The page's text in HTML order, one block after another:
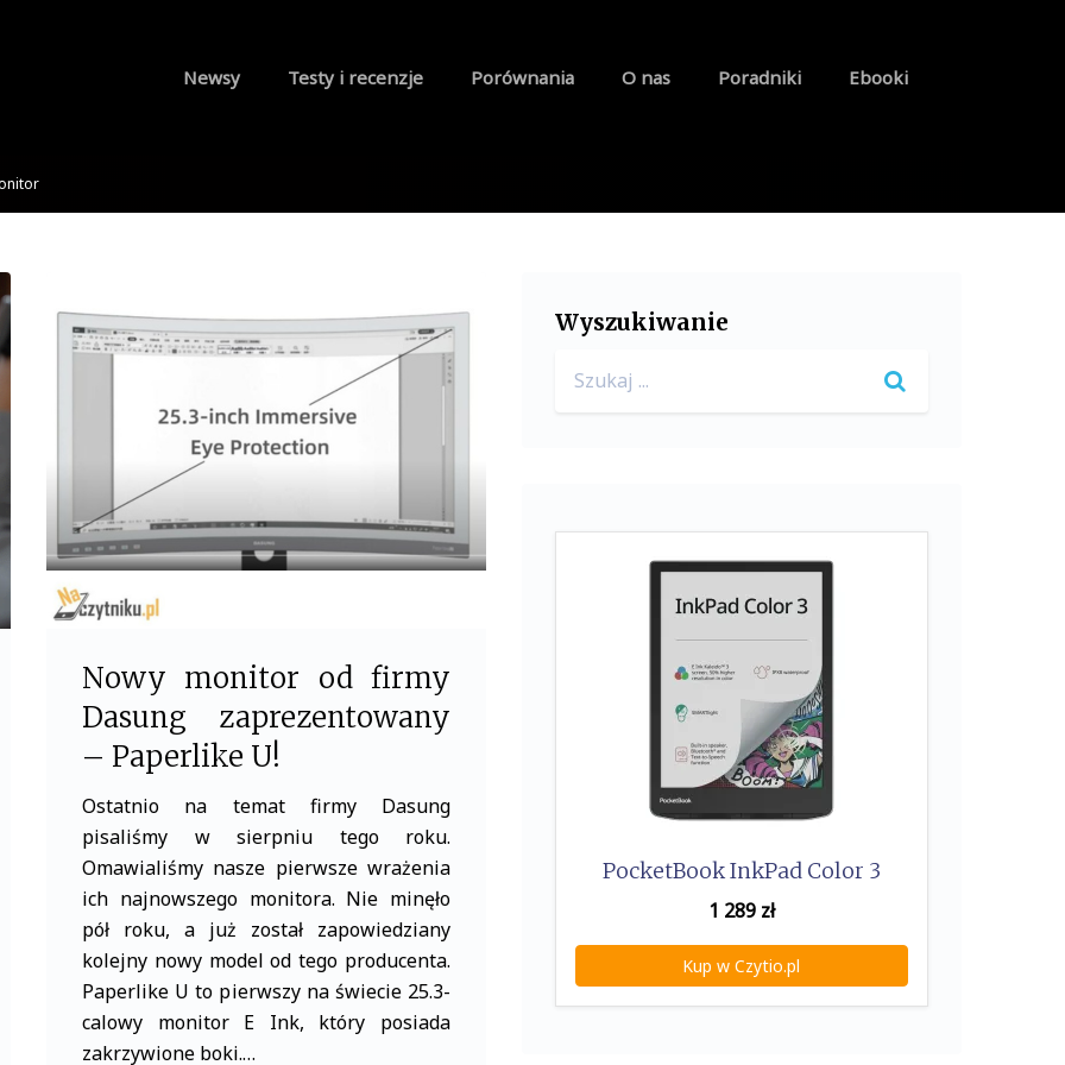
Newsy Testy i recenzje Porównania O nas Poradniki Ebooki
Nowy monitor od firmy
Dasung zaprezentowany
– Paperlike U!
Ostatnio na temat firmy Dasung
pisaliśmy w sierpniu tego roku.
Omawialiśmy nasze pierwsze wrażenia
ich najnowszego monitora. Nie minęło
pół roku, a już został zapowiedziany
kolejny nowy model od tego producenta.
Paperlike U to pierwszy na świecie 25.3-
calowy monitor E Ink, który posiada
zakrzywione boki.…
Wyszukiwanie
for:
PocketBook InkPad Color 3
1 289zł
Kup w Czytio.pl